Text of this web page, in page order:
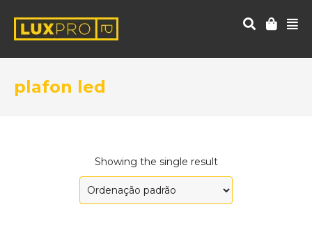
plafon led
Showing the single result